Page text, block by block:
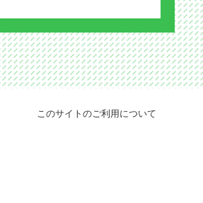
このサイトのご利用について